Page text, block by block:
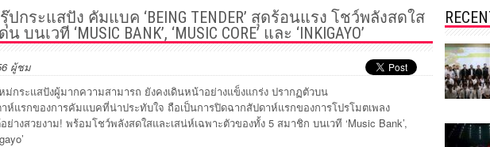
รุ๊ปกระแสปัง คัมแบค ‘BEING TENDER’ สุดร้อนแรง โชว์พลังสดใส
นเวที ‘MUSIC BANK’, ‘MUSIC CORE’ และ ‘INKIGAYO’
ผู้ชม
ม่กระแสปังผู้มากความสามารถ ยังคงเดินหน้าอย่างแข็งแกร่ง ปรากฏตัวบน
าห์แรกของการคัมแบคที่น่าประทับใจ ถือเป็นการปิดฉากสัปดาห์แรกของการโปรโมตเพลง
อย่างสวยงาม! พร้อมโชว์พลังสดใสและเสน่ห์เฉพาะตัวของทั้ง 5 สมาชิก บนเวที ‘Music Bank’,